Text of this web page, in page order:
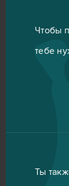
Чтобы
тебе
Ты